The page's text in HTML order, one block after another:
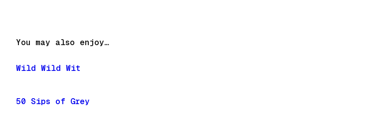
You may also enjoy…
Wild Wild Wit
50 Sips of Grey